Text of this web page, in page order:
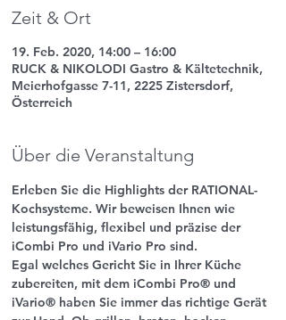
Zeit & Ort
19. Feb. 2020, 14:00 – 16:00
RUCK & NIKOLODI Gastro & Kältetechnik,
Meierhofgasse 7-11, 2225 Zistersdorf,
Österreich
Über die Veranstaltung
Erleben Sie die Highlights der RATIONAL-
Kochsysteme. Wir beweisen Ihnen wie
leistungsfähig, flexibel und präzise der
iCombi Pro und iVario Pro sind.
Egal welches Gericht Sie in Ihrer Küche
zubereiten, mit dem iCombi Pro® und
iVario® haben Sie immer das richtige Gerät